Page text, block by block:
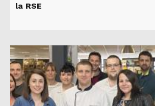
la RSE